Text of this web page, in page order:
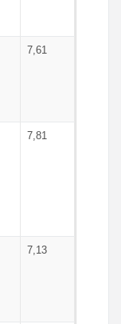
7,61
7,81
7,13